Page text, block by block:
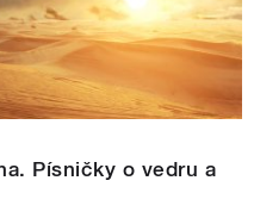
Písničky o vedru a